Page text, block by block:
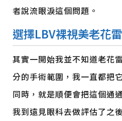
者說流眼淚這個問題。
選擇LBV裸視美老花
其實一開始我並不知道老花
分的手術範圍，我一直都把
同時，就是順便會把這個通
我到遠見眼科去做評估了之